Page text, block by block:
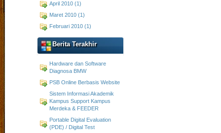
April 2010 (1)
Maret 2010 (1)
Februari 2010 (1)
Berita Terakhir
Hardware dan Software
Diagnosa BMW
PSB Online Berbasis Website
Sistem Informasi Akademik
Kampus Support Kampus
Merdeka & FEEDER
Portable Digital Evaluation
(PDE) / Digital Test